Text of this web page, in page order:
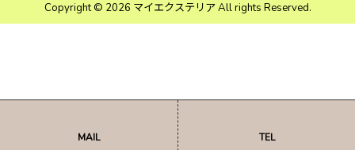
Copyright © 2026 マイエクステリア All rights Reserved.
MAIL TEL